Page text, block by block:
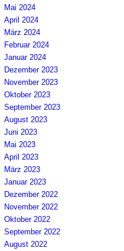
Mai 2024
April 2024
März 2024
Februar 2024
Januar 2024
Dezember 2023
November 2023
Oktober 2023
September 2023
August 2023
Juni 2023
Mai 2023
April 2023
März 2023
Januar 2023
Dezember 2022
November 2022
Oktober 2022
September 2022
August 2022